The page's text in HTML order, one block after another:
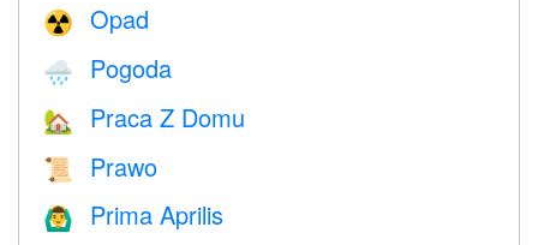
☢️ Opad
🌧 Pogoda
🏡 Praca Z Domu
📜 Prawo
🙆‍♂️ Prima Aprilis